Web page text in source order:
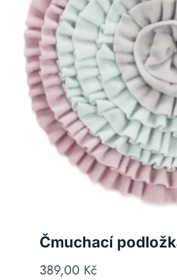
Čmuchací
389,00 Kč